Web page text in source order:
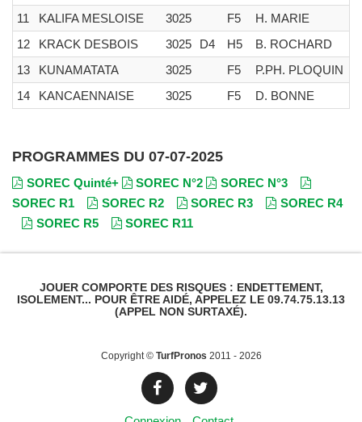
11
KALIFA MESLOISE 3025 F5
H. MARIE
12
KRACK DESBOIS 3025 D4 H5
B. ROCHARD
13
KUNAMATATA 3025 F5
P.PH. PLOQUIN
14
KANCAENNAISE 3025 F5 D. BONNE
PROGRAMMES DU 07-07-2025
SOREC Quinté+ SOREC N°2
SOREC N°3
SOREC R1
SOREC R2 SOREC R3
SOREC R4
SOREC R5
SOREC R11
JOUER COMPORTE DES RISQUES : ENDETTEMENT,
ISOLEMENT... POUR ÊTRE AIDÉ, APPELEZ LE 09.74.75.13.13
(APPEL NON SURTAXÉ).
Copyright © TurfPronos 2011 - 2026